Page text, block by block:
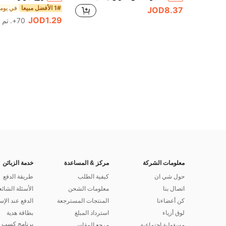
JOD8.37 1# الأفضل مبيعا
JOD1.29 70+. تم بيع
معلومات الشركة
حول شي ان
اتصال بنا
كن أعضاءنا
لوق أزياء
مركز & المساعدة
كيفية الطلب
معلومات الشحن
المنتجات المسترجعة
استرداد المبلغ
خدمة الزبائن
طريقة الدفع
الأسئلة
الدفع عند
بطاقة هدية
برنامج كسب